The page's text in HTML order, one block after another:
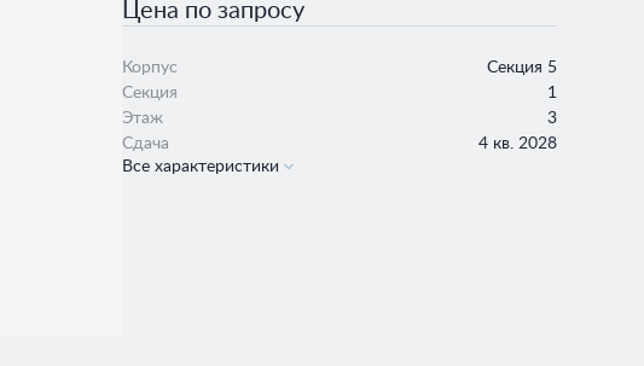
Цена по запросу
Корпус
Секция 5
Секция
1
Этаж
3
Сдача
4 кв. 2028
Все характеристики